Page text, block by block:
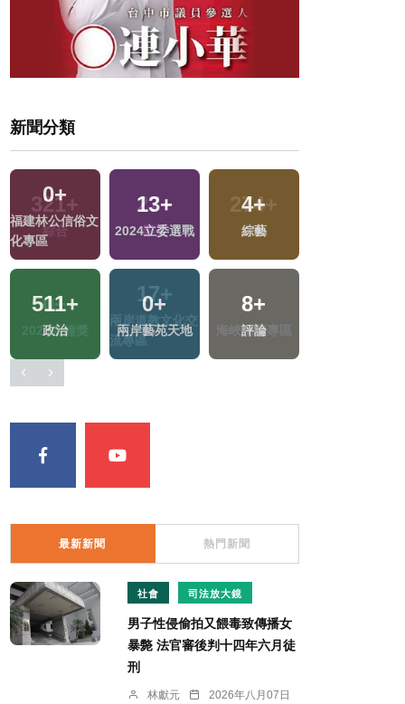
新聞分類
0+
福建林公信俗文
化專區
13+
2024立委選戰
4+
綜藝
511+
政治
0+
兩岸藝苑天地
8+
評論
最新新聞 熱門新聞
社會 司法放大鏡
男子性侵偷拍又餵毒致傳播女
暴斃 法官審後判十四年六月徒
刑
林獻元
2026年八月07日